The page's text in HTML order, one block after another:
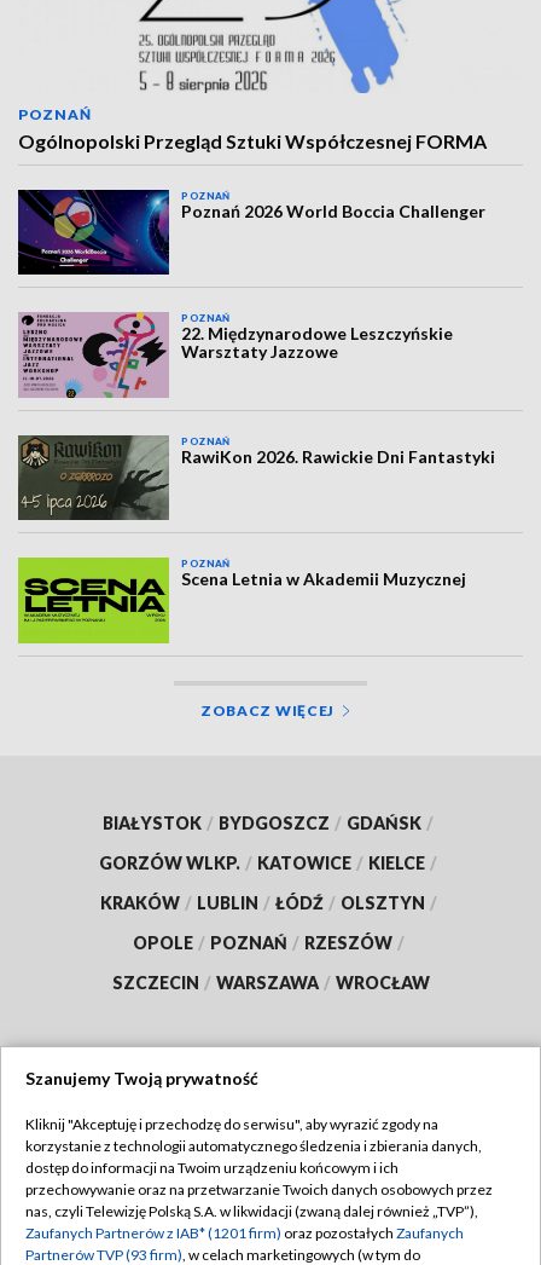
POZNAŃ
Ogólnopolski Przegląd Sztuki Współczesnej FORMA
POZNAŃ
Poznań 2026 World Boccia Challenger
POZNAŃ
22. Międzynarodowe Leszczyńskie
Warsztaty Jazzowe
POZNAŃ
RawiKon 2026. Rawickie Dni Fantastyki
POZNAŃ
Scena Letnia w Akademii Muzycznej
ZOBACZ WIĘCEJ
BIAŁYSTOK / BYDGOSZCZ / GDAŃSK /
GORZÓW WLKP. / KATOWICE / KIELCE /
KRAKÓW / LUBLIN / ŁÓDŹ / OLSZTYN /
OPOLE / POZNAŃ / RZESZÓW /
SZCZECIN / WARSZAWA / WROCŁAW
TVP
Abonament TVP
Emisja w TVP
Regulamin TVP
Polityka prywatności
Szanujemy Twoją prywatność
Kliknij "Akceptuję i przechodzę do serwisu", aby wyrazić zgody na
korzystanie z technologii automatycznego śledzenia i zbierania danych,
dostęp do informacji na Twoim urządzeniu końcowym i ich
przechowywanie oraz na przetwarzanie Twoich danych osobowych przez
nas, czyli Telewizję Polską S.A. w likwidacji (zwaną dalej również „TVP”),
Zaufanych Partnerów z IAB* (1201 firm) oraz pozostałych Zaufanych
Partnerów TVP (93 firm), w celach marketingowych (w tym do